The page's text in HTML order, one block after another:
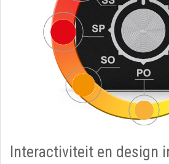
Interactiviteit en design